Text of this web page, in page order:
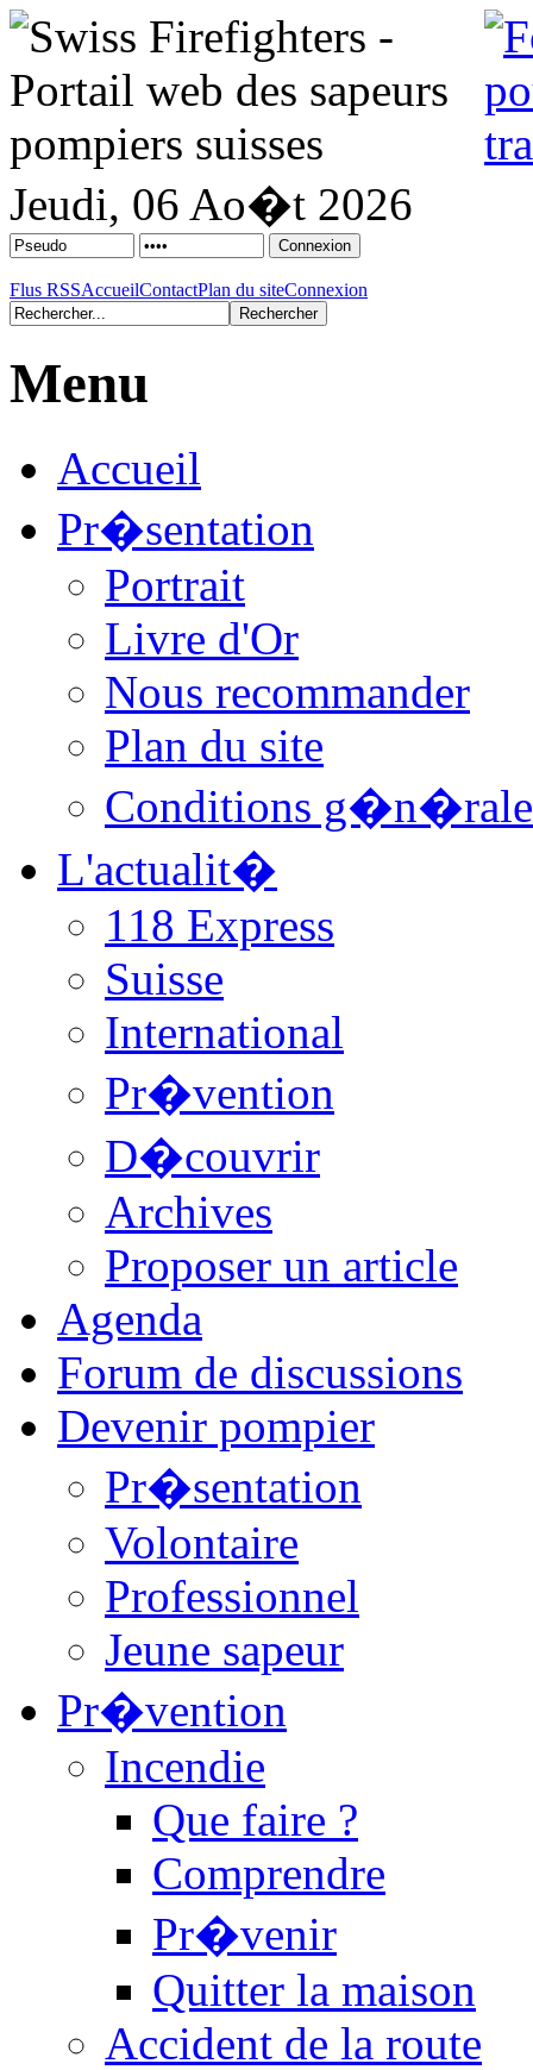
Jeudi, 06 Ao�t 2026
Flus RSSAccueilContactPlan du siteConnexion
Menu
Accueil
Pr�sentation
Portrait
Livre d'Or
Nous recommander
Plan du site
Conditions
L'actualit�
118 Express
Suisse
International
Pr�vention
D�couvrir
Archives
Proposer un article
Agenda
Forum de discussions
Devenir pompier
Pr�sentation
Volontaire
Professionnel
Jeune sapeur
Pr�vention
Incendie
Que faire ?
Comprendre
Pr�venir
Quitter la maison
Accident de la route